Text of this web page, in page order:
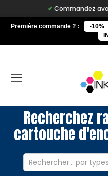
Commandez avant
Première commande ? : -10%
Recherchez
cartouche